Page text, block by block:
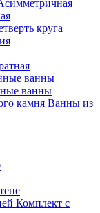
круга
ванны
ванны
Ванны из
Комплект с